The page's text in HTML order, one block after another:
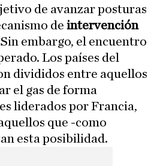
de avanzar posturas
de intervención
embargo, el encuentro
Los países del
divididos entre aquellos
el gas de forma
liderados por Francia,
que -como
esta posibilidad.